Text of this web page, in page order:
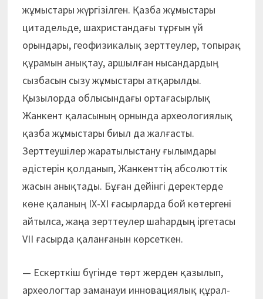
жұмыс­тары жүргізілген. Қазба жұмыстары
цитадельде, шахристандағы тұрғын үй
орындары, геофизикалық зерттеулер, топырақ
құрамын анықтау, аршылған нысандардың
сызбасын сызу жұмыс­тары атқарылды.
Қызылорда облысындағы ортағасырлық
Жанкент қаласының орнында археологиялық
қазба жұмыстары биыл да жалғасты.
Зерттеушілер жаратылыстану ғылымдары
әдістерін қолданып, Жанкенттің абсолюттік
жасын анықтады. Бұған дейінгі деректерде
көне қаланың ІХ-ХІ ғасырларда бой көтергені
айтылса, жаңа зерттеулер шаһардың іргетасы
VІІ ғасырда қаланғанын көрсеткен.
— Ескерткіш бүгінде төрт жерден қазылып,
археологтар заманауи инновациялық құрал-